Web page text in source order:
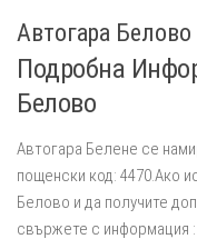
Автогара Белово
Подробна
Белово
Автогара Белене се
пощенски код: 4470.Ако
Белово и да получите
свържете с информация :